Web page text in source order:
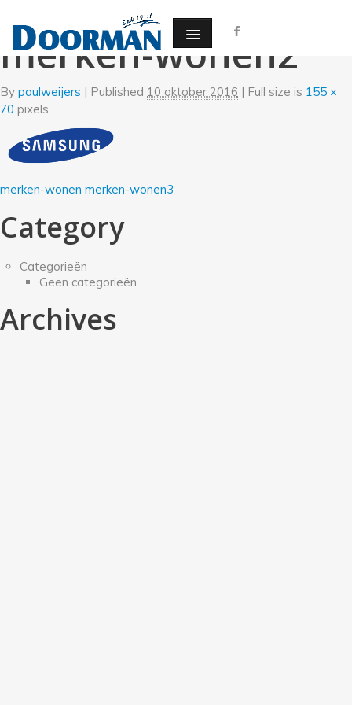
merken-wonen2
By paulweijers | Published 10 oktober 2016 | Full size is 155 ×
70 pixels
merken-wonen merken-wonen3
Category
Categorieën
Geen categorieën
Archives